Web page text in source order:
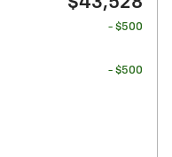
- $500
- $500